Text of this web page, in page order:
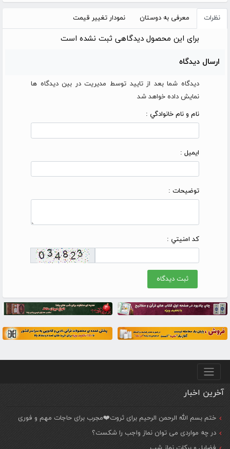
نظرات معرفی به دوستان نمودار تغییر قیمت
برای این محصول دیدگاهی ثبت نشده است
ارسال دیدگاه
دیدگاه شما بعد از تایید توسط مدیریت در بین دیدگاه ها
نمایش داده خواهد شد
نام و نام خانوادگي :
ایمیل :
توضیحات :
کد امنيتي :
منو پایین
آخرین اخبار
ختم بسم الله الرحمن الرحیم برای ثروت❤️مجرب برای حاجات مهم و فوری
در چه مواردی می توان نماز واجب را شکست؟